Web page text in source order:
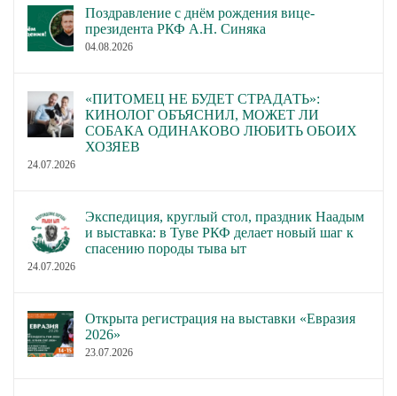
Поздравление с днём рождения вице-
президента РКФ А.Н. Синяка
04.08.2026
«ПИТОМЕЦ НЕ БУДЕТ СТРАДАТЬ»:
КИНОЛОГ ОБЪЯСНИЛ, МОЖЕТ ЛИ
СОБАКА ОДИНАКОВО ЛЮБИТЬ ОБОИХ
ХОЗЯЕВ
24.07.2026
Экспедиция, круглый стол, праздник Наадым
и выставка: в Туве РКФ делает новый шаг к
спасению породы тыва ыт
24.07.2026
Открыта регистрация на выставки «Евразия
2026»
23.07.2026